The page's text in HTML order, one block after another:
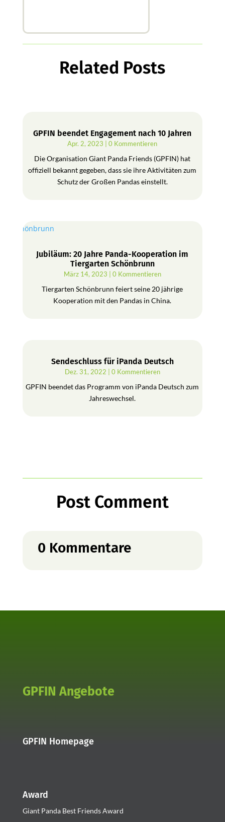
Related Posts
GPFIN beendet Engagement nach 10 Jahren
Apr. 2, 2023 | 0 Kommentieren
Die Organisation Giant Panda Friends (GPFIN) hat
offiziell bekannt gegeben, dass sie ihre Aktivitäten zum
Schutz der Großen Pandas einstellt.
Jubiläum: 20 Jahre Panda-Kooperation im
Tiergarten Schönbrunn
März 14, 2023 | 0 Kommentieren
Tiergarten Schönbrunn feiert seine 20 jährige
Kooperation mit den Pandas in China.
Sendeschluss für iPanda Deutsch
Dez. 31, 2022 | 0 Kommentieren
GPFIN beendet das Programm von iPanda Deutsch zum
Jahreswechsel.
Post Comment
0 Kommentare
GPFIN Angebote
GPFIN Homepage
Award
Giant Panda Best Friends Award